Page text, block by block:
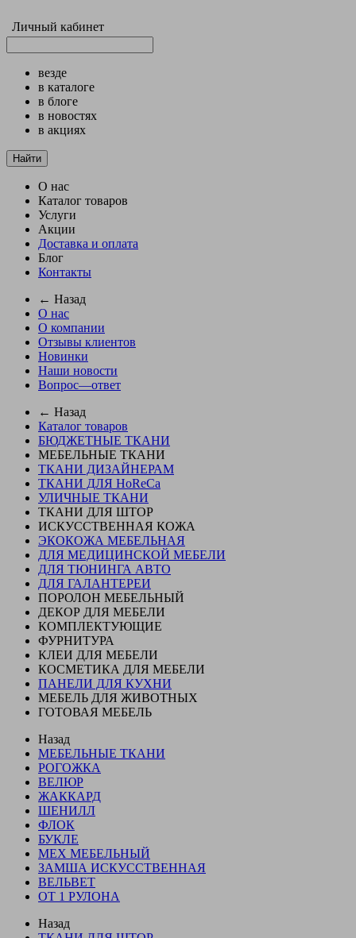
Личный кабинет
везде
в каталоге
в блоге
в новостях
в акциях
Найти
О нас
Каталог товаров
Услуги
Акции
Доставка и оплата
Блог
Контакты
← Назад
О нас
О компании
Отзывы клиентов
Новинки
Наши новости
Вопрос—ответ
← Назад
Каталог товаров
БЮДЖЕТНЫЕ ТКАНИ
МЕБЕЛЬНЫЕ ТКАНИ
ТКАНИ ДИЗАЙНЕРАМ
ТКАНИ ДЛЯ HoReCa
УЛИЧНЫЕ ТКАНИ
ТКАНИ ДЛЯ ШТОР
ИСКУССТВЕННАЯ КОЖА
ЭКОКОЖА МЕБЕЛЬНАЯ
ДЛЯ МЕДИЦИНСКОЙ МЕБЕЛИ
ДЛЯ ТЮНИНГА АВТО
ДЛЯ ГАЛАНТЕРЕИ
ПОРОЛОН МЕБЕЛЬНЫЙ
ДЕКОР ДЛЯ МЕБЕЛИ
КОМПЛЕКТУЮЩИЕ
ФУРНИТУРА
КЛЕИ ДЛЯ МЕБЕЛИ
КОСМЕТИКА ДЛЯ МЕБЕЛИ
ПАНЕЛИ ДЛЯ КУХНИ
МЕБЕЛЬ ДЛЯ ЖИВОТНЫХ
ГОТОВАЯ МЕБЕЛЬ
Назад
МЕБЕЛЬНЫЕ ТКАНИ
РОГОЖКА
ВЕЛЮР
ЖАККАРД
ШЕНИЛЛ
ФЛОК
БУКЛЕ
МЕХ МЕБЕЛЬНЫЙ
ЗАМША ИСКУССТВЕННАЯ
ВЕЛЬВЕТ
ОТ 1 РУЛОНА
Назад